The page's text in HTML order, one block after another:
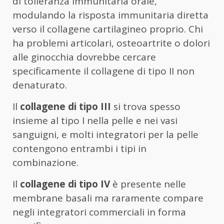
modulando la risposta immunitaria diretta
verso il collagene cartilagineo proprio. Chi
ha problemi articolari, osteoartrite o dolori
alle ginocchia dovrebbe cercare
specificamente il collagene di tipo II non
denaturato.
Il collagene di tipo III si trova spesso
insieme al tipo I nella pelle e nei vasi
sanguigni, e molti integratori per la pelle
contengono entrambi i tipi in
combinazione.
Il collagene di tipo IVè presente nelle
membrane basali ma raramente compare
negli integratori commerciali in forma